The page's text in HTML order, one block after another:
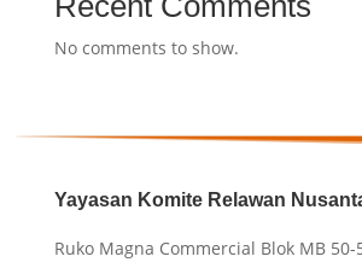
No comments to show.
Yayasan Komite Relawan
Ruko Magna Commercial Blok MB 50-